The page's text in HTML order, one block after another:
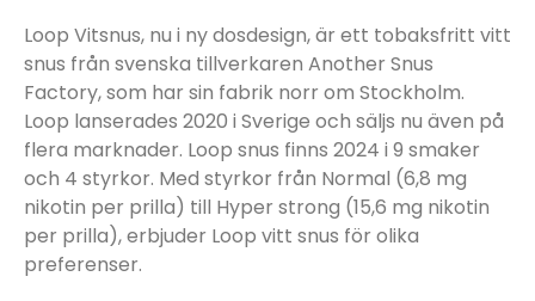
Loop Vitsnus, nu i ny dosdesign, är ett tobaksfritt vitt
snus från svenska tillverkaren Another Snus
Factory, som har sin fabrik norr om Stockholm.
Loop lanserades 2020 i Sverige och säljs nu även på
flera marknader. Loop snus finns 2024 i 9 smaker
och 4 styrkor. Med styrkor från Normal (6,8 mg
nikotin per prilla) till Hyper strong (15,6 mg nikotin
per prilla), erbjuder Loop vitt snus för olika
preferenser.